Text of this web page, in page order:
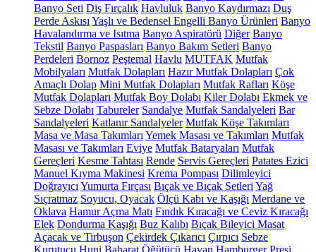
Banyo Seti Diş Fırçalık Havluluk Banyo Kaydırmazı Duş
Perde Askısı Yaşlı ve Bedensel Engelli Banyo Ürünleri Banyo
Havalandırma ve Isıtma Banyo Aspiratörü Diğer Banyo
Tekstil Banyo Paspasları Banyo Bakım Setleri Banyo
Perdeleri Bornoz Peştemal Havlu MUTFAK Mutfak
Mobilyaları Mutfak Dolapları Hazır Mutfak Dolapları Çok
Amaçlı Dolap Mini Mutfak Dolapları Mutfak Rafları Köşe
Mutfak Dolapları Mutfak Boy Dolabı Kiler Dolabı Ekmek ve
Sebze Dolabı Tabureler Sandalye Mutfak Sandalyeleri Bar
Sandalyeleri Katlanır Sandalyeler Mutfak Köşe Takımları
Masa ve Masa Takımları Yemek Masası ve Takımları Mutfak
Masası ve Takımları Eviye Mutfak Bataryaları Mutfak
Gereçleri Kesme Tahtası Rende Servis Gereçleri Patates Ezici
Manuel Kıyma Makinesi Krema Pompası Dilimleyici
Doğrayıcı Yumurta Fırçası Bıçak ve Bıçak Setleri Yağ
Sıçratmaz Soyucu, Oyacak Ölçü Kabı ve Kaşığı Merdane ve
Oklava Hamur Açma Matı Fındık Kıracağı ve Ceviz Kıracağı
Elek Dondurma Kaşığı Buz Kalıbı Bıçak Bileyici Masat
Açacak ve Tirbuşon Çekirdek Çıkarıcı Çırpıcı Sebze
Kurutucu Huni Baharat Öğütücü Havan Hamburger Presi